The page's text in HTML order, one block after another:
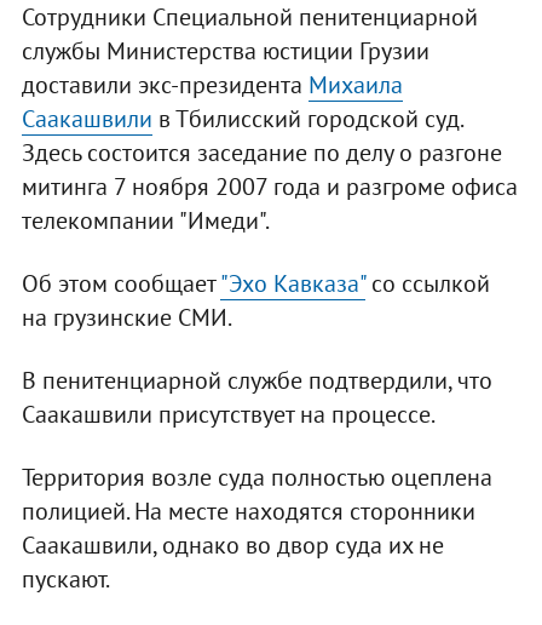
Сотрудники Специальной пенитенциарной
службы Министерства юстиции Грузии
доставили экс-президента Михаила
Саакашвили в Тбилисский городской суд.
Здесь состоится заседание по делу о разгоне
митинга 7 ноября 2007 года и разгроме офиса
телекомпании "Имеди".
Об этом сообщает"Эхо Кавказа"со ссылкой
на грузинские СМИ.
В пенитенциарной службе подтвердили, что
Саакашвили присутствует на процессе.
Территория возле суда полностью оцеплена
полицией. На месте находятся сторонники
Саакашвили, однако во двор суда их не
пускают.